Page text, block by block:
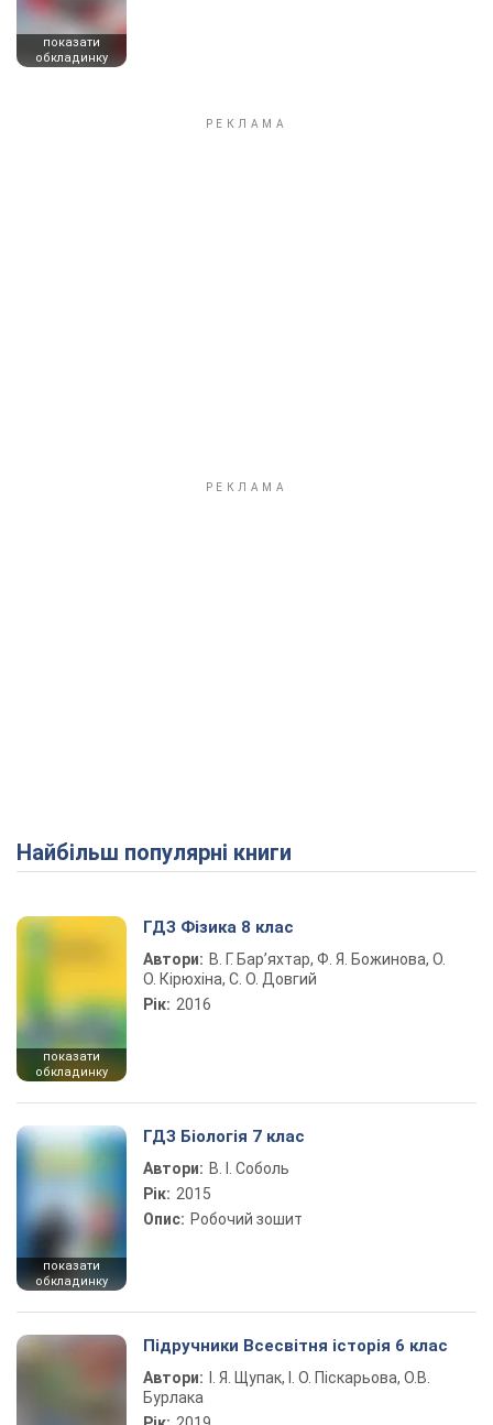
показати
обкладинку
Найбільш популярні книги
показати
обкладинку
ГДЗ Фізика 8 клас
Автори: В. Г. Бар’яхтар, Ф. Я. Божинова, О.
О. Кірюхіна, С. О. Довгий
Рік: 2016
показати
обкладинку
ГДЗ Біологія 7 клас
Автори: В. І. Соболь
Рік: 2015
Опис: Робочий зошит
Підручники Всесвітня історія 6 клас
Автори:
І. Я. Щупак, І. О. Піскарьова, О.В.
Бурлака